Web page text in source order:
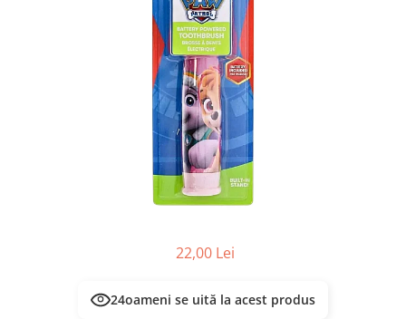
Servetele Umede & Uscate
22,00 Lei
24oameni se uită la acest produs